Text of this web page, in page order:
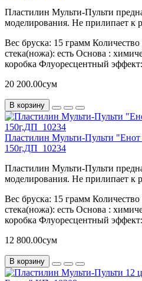
Пластилин Мульти-Пульти
моделирования. Не прилипает к
Вес бруска: 15 грамм Количество
стека(ножа): есть Основа :
коробка Флуоресцентный эффект:
20 200.00сум
В корзину
Пластилин Мульти-Пульти "Енот
150г,ДП_10234
Пластилин Мульти-Пульти
моделирования. Не прилипает к
Вес бруска: 15 грамм Количество
стека(ножа): есть Основа :
коробка Флуоресцентный эффект:
12 800.00сум
В корзину